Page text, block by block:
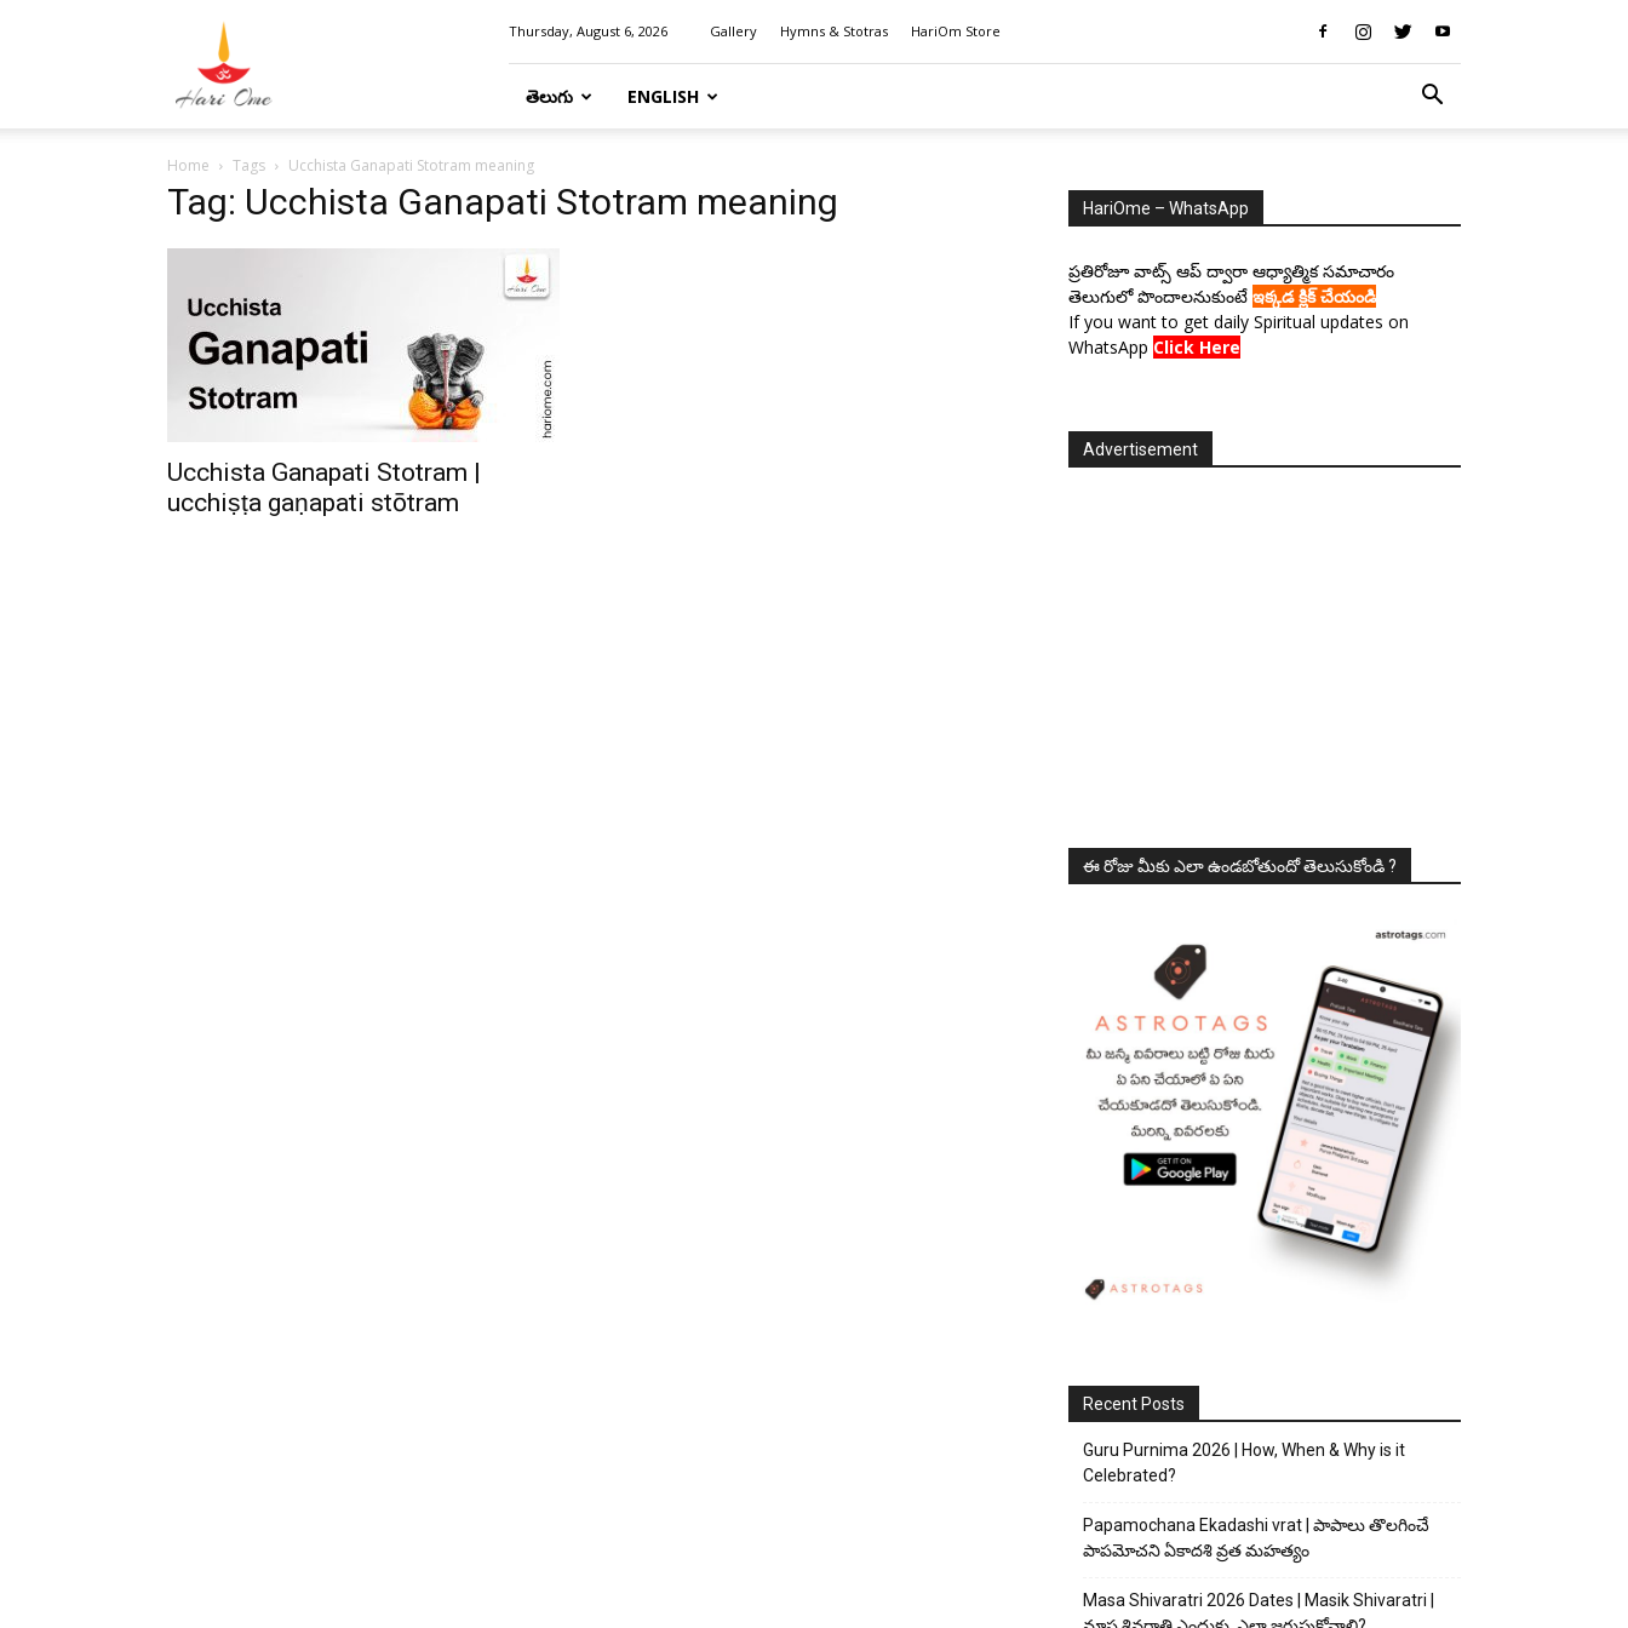
Thursday, August 6, 2026 Gallery Hymns & Stotras HariOm Store
తెలుగు ENGLISH
Home Tags Ucchista Ganapati Stotram meaning
Tag: Ucchista Ganapati Stotram meaning
Ucchista Ganapati Stotram |
ucchiṣṭa gaṇapati stōtram
HariOme – WhatsApp
ప్రతిరోజూ వాట్స్ ఆప్ ద్వారా ఆధ్యాత్మిక సమాచారం
తెలుగులో పొందాలనుకుంటే ఇక్కడ క్లిక్ చేయండి
If you want to get daily Spiritual updates on
WhatsApp Click Here
Advertisement
ఈ రోజు మీకు ఎలా ఉండబోతుందో తెలుసుకోండి ?
Recent Posts
Guru Purnima 2026 | How, When & Why is it
Celebrated?
Papamochana Ekadashi vrat | పాపాలు తొలగించే
పాపమోచని ఏకాదశి వ్రత మహత్యం
Masa Shivaratri 2026 Dates | Masik Shivaratri |